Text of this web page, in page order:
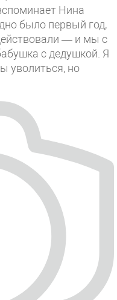
Нина
было первый год,
— и мы с
с дедушкой. Я
уволиться, но